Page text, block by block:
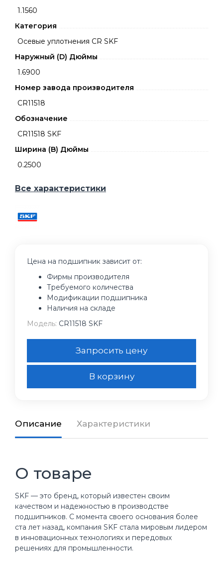
1.1560
Категория
Осевые уплотнения CR SKF
Наружный (D) Дюймы
1.6900
Номер завода производителя
CR11518
Обозначение
CR11518 SKF
Ширина (B) Дюймы
0.2500
Все характеристики
Цена на подшипник зависит от:
Фирмы производителя
Требуемого количества
Модификации подшипника
Наличия на складе
Модель: CR11518 SKF
Запросить цену
В корзину
Описание Характеристики
О товаре
SKF — это бренд, который известен своим
качеством и надежностью в производстве
подшипников. С момента своего основания более
ста лет назад, компания SKF стала мировым лидером
в инновационных технологиях и передовых
решениях для промышленности.